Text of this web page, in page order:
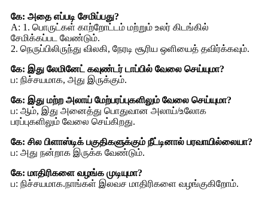
கே: அதை எப்படி சேமிப்பது?
A: 1. பொருட்கள் காற்றோட்டம் மற்றும் உலர் கிடங்கில்
சேமிக்கப்பட வேண்டும்.
2. நெருப்பிலிருந்து விலகி, நேரடி சூரிய ஒளியைத் தவிர்க்கவும்.
கே: இது லேமினேட் கவுண்டர் டாப்பில் வேலை செய்யுமா?
ப: நிச்சயமாக, அது இருக்கும்.
கே: இது மற்ற அலாய் மேற்பரப்புகளிலும் வேலை செய்யுமா?
ப: ஆம், இது அனைத்து பொதுவான அலாய்/உலோக
பரப்புகளிலும் வேலை செய்கிறது.
கே: சில பிளாஸ்டிக் பகுதிகளுக்கும் நீட்டினால் பரவாயில்லையா?
ப: அது நன்றாக இருக்க வேண்டும்.
கே: மாதிரிகளை வழங்க முடியுமா?
ப: நிச்சயமாக.நாங்கள் இலவச மாதிரிகளை வழங்குகிறோம்.